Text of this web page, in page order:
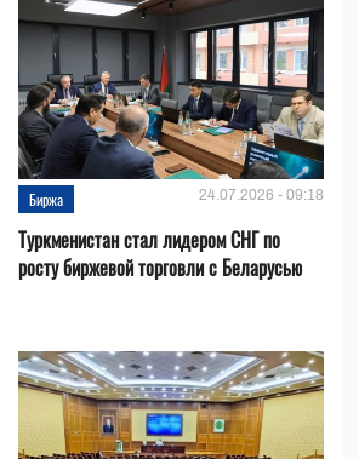
Биржа 24.07.2026 - 09:18
Туркменистан стал лидером СНГ по
росту биржевой торговли с Беларусью